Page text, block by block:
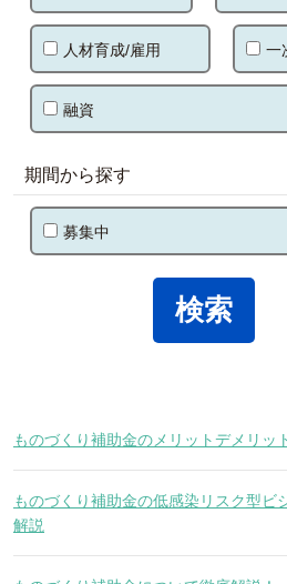
人材育成/雇用 一
融資
期間から探す
募集中
ものづくり補助金のメリットデメリッ
ものづくり補助金の低感染リスク型ビ
解説